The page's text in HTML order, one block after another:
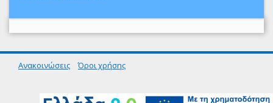
Ανακοινώσεις Όροι χρήσης